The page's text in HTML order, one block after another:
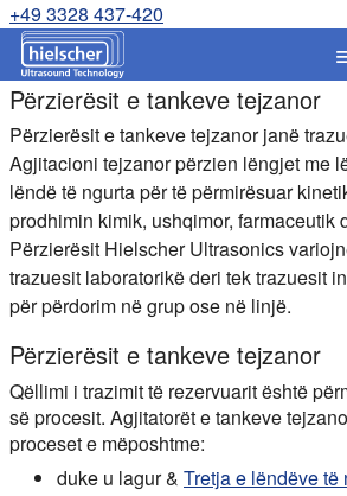
+49 3328 437-420
Përzierësit e tankeve tejzanor
Përzierësit e tankeve tejzanor janë
Agjitacioni tejzanor përzien lëngjet me
lëndë të ngurta për të përmirësuar
prodhimin kimik, ushqimor, farmaceutik
Përzierësit Hielscher Ultrasonics
trazuesit laboratorikë deri tek trazuesit
për përdorim në grup ose në linjë.
Përzierësit e tankeve tejzanor
Qëllimi i trazimit të rezervuarit është
së procesit. Agjitatorët e tankeve
proceset e mëposhtme:
duke u lagur & Tretja e lëndëve